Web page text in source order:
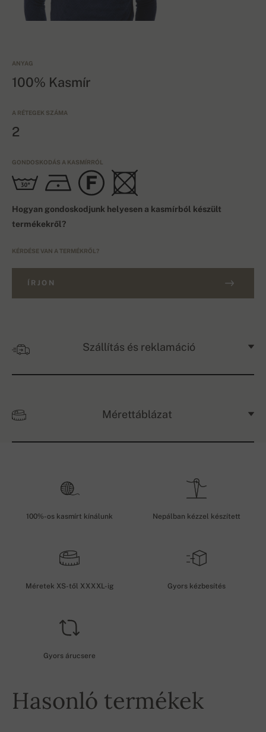
ANYAG
100% Kasmír
A RÉTEGEK SZÁMA
2
GONDOSKODÁS A KASMÍRRÓL
Hogyan gondoskodjunk helyesen a kasmírból készült
termékekről?
KÉRDÉSE VAN A TERMÉKRŐL?
ÍRJON
Szállítás és reklamáció
Mérettáblázat
100%-os kasmírt kínálunk Nepálban kézzel készített
Méretek XS-től XXXXL-ig Gyors kézbesítés
Gyors árucsere
Hasonló termékek